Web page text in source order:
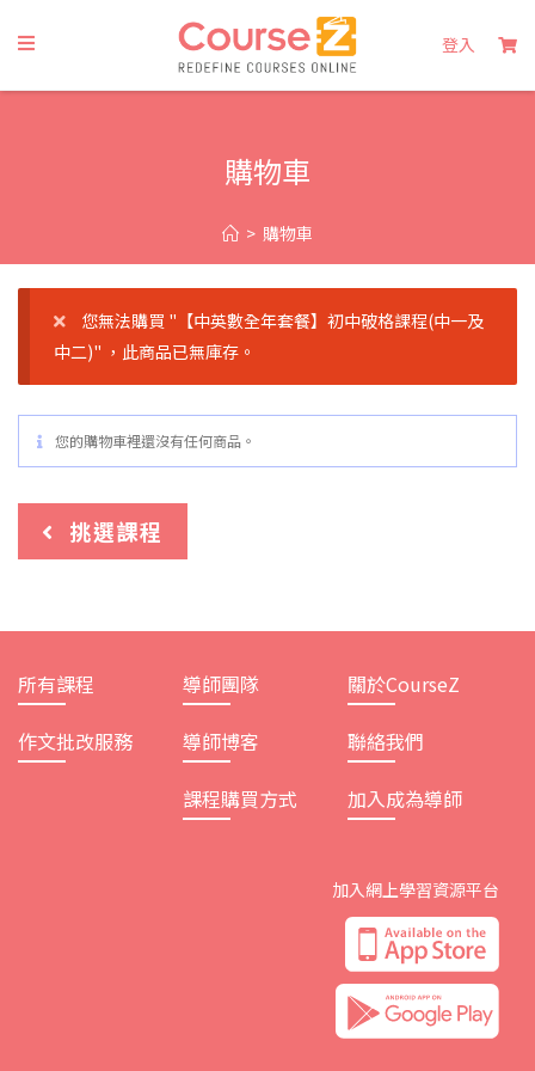
登入
購物車
> 購物車
您無法購買 "【中英數全年套餐】初中破格課程(中一及
中二)" ，此商品已無庫存。
您的購物車裡還沒有任何商品。
挑選課程
所有課程
作文批改服務
導師團隊
導師博客
課程購買方式
關於CourseZ
聯絡我們
加入成為導師
加入網上學習資源平台